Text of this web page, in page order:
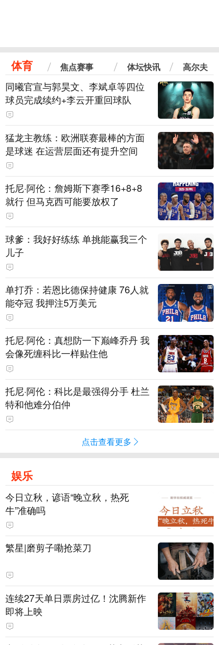
体育 焦点赛事 体坛快讯 高尔夫
同曦官宣与郭昊文、李斌卓等四位
球员完成续约+李云开重回球队
猛龙主教练：欧洲联赛最棒的方面
是球迷 在运营层面还有提升空间
托尼·阿伦：詹姆斯下赛季16+8+8
就行 但马克西可能要放权了
球爹：我好好练练 单挑能赢我三个
儿子
单打乔：若恩比德保持健康 76人就
能夺冠 我押注5万美元
托尼·阿伦：真想防一下巅峰乔丹 我
会像死缠科比一样贴住他
托尼·阿伦：科比是最强得分手 杜兰
特和他难分伯仲
点击查看更多
娱乐
今日立秋，谚语“晚立秋，热死
牛”准确吗
繁星|磨剪子嘞抢菜刀
连续27天单日票房过亿！沈腾新作
即将上映